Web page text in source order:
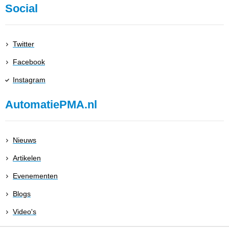
Social
Twitter
Facebook
Instagram
AutomatiePMA.nl
Nieuws
Artikelen
Evenementen
Blogs
Video's